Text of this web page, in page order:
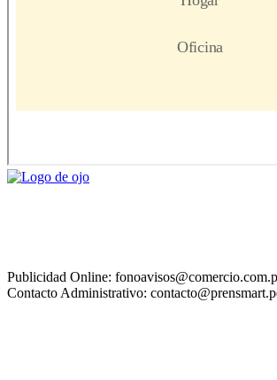
Publicidad Online:
Contacto Administrativo: